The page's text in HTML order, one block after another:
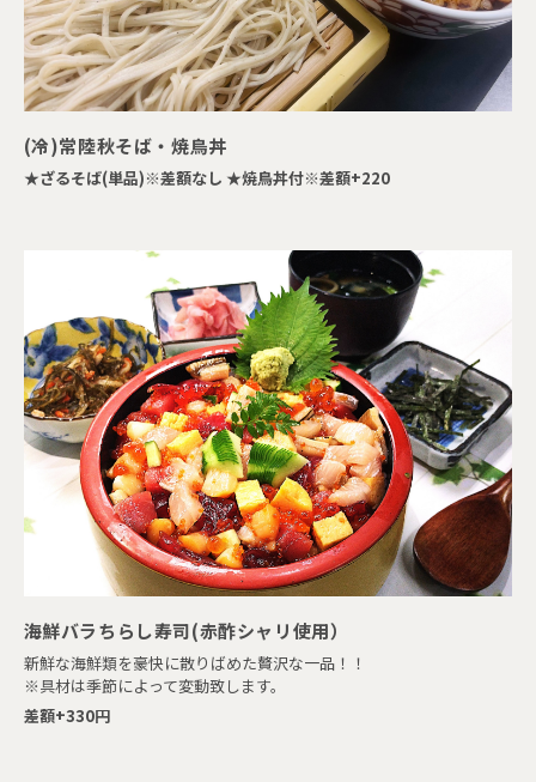
(冷)常陸秋そば・焼鳥丼
★ざるそば(単品)※差額なし ★焼鳥丼付※差額+220
海鮮バラちらし寿司(赤酢シャリ使用）
新鮮な海鮮類を豪快に散りばめた贅沢な一品！！
※具材は季節によって変動致します。
差額+330円